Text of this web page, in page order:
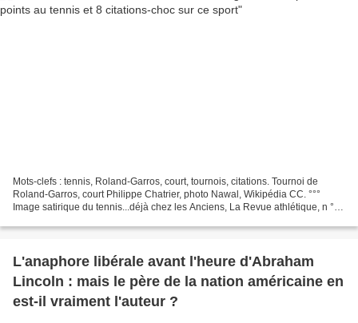
Mots-clefs : tennis, Roland-Garros, court, tournois, citations. Tournoi de
Roland-Garros, court Philippe Chatrier, photo Nawal, Wikipédia CC. °°°
Image satirique du tennis...déjà chez les Anciens, La Revue athlétique, n ° 3,
L'anaphore libérale avant l'heure d'Abraham
Lincoln : mais le père de la nation américaine en
est-il vraiment l'auteur ?